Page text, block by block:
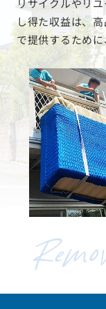
リサイクルやリ
し得た収益は、
で提供するため